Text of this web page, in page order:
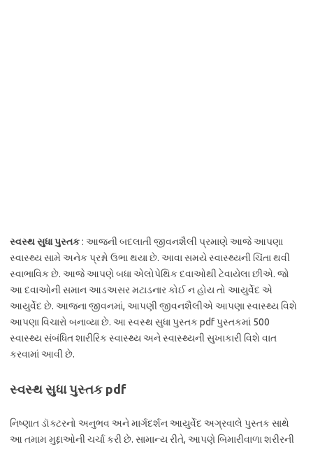
સ્વસ્થ સુધા પુસ્તક: આજની બદલાતી જીવનશૈલી પ્રમાણે આજે આપણા
સ્વાસ્થ્ય સામે અનેક પ્રશ્નો ઉભા થયા છે. આવા સમયે સ્વાસ્થ્યની ચિંતા થવી
સ્વાભાવિક છે. આજે આપણે બધા એલોપેથિક દવાઓથી ટેવાયેલા છીએ. જો
આ દવાઓની સમાન આડઅસર મટાડનાર કોઈ ન હોય તો આયુર્વેદ એ
આયુર્વેદ છે. આજના જીવનમાં, આપણી જીવનશૈલીએ આપણા સ્વાસ્થ્ય વિશે
આપણા વિચારો બનાવ્યા છે. આ સ્વસ્થ સુધા પુસ્તક pdf પુસ્તકમાં 500
સ્વાસ્થ્ય સંબંધિત શારીરિક સ્વાસ્થ્ય અને સ્વાસ્થ્યની સુખાકારી વિશે વાત
કરવામાં આવી છે.
સ્વસ્થ સુધા પુસ્તક pdf
નિષ્ણાત ડૉક્ટરનો અનુભવ અને માર્ગદર્શન આયુર્વેદ અગ્રવાલે પુસ્તક સાથે
આ તમામ મુદ્દાઓની ચર્ચા કરી છે. સામાન્ય રીતે, આપણે બિમારીવાળા શરીરની